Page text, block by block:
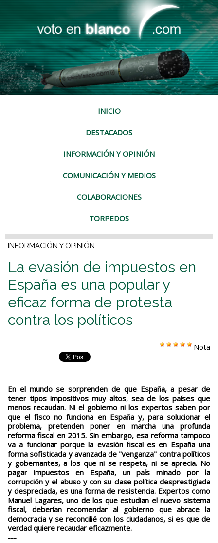
INICIO
DESTACADOS
INFORMACIÓN Y OPINIÓN
COMUNICACIÓN Y MEDIOS
COLABORACIONES
TORPEDOS
INFORMACIÓN Y OPINIÓN
La evasión de impuestos en
España es una popular y
eficaz forma de protesta
contra los políticos
Nota
En el mundo se sorprenden de que España, a pesar de
tener tipos impositivos muy altos, sea de los países que
menos recaudan. Ni el gobierno ni los expertos saben por
que el fisco no funciona en España y, para solucionar el
problema, pretenden poner en marcha una profunda
reforma fiscal en 2015. Sin embargo, esa reforma tampoco
va a funcionar porque la evasión fiscal es en España una
forma sofisticada y avanzada de "venganza" contra políticos
y gobernantes, a los que ni se respeta, ni se aprecia. No
pagar impuestos en España, un país minado por la
corrupción y el abuso y con su clase política desprestigiada
y despreciada, es una forma de resistencia. Expertos como
Manuel Lagares, uno de los que estudian el nuevo sistema
fiscal, deberían recomendar al gobierno que abrace la
democracia y se reconcilié con los ciudadanos, si es que de
verdad quiere recaudar eficazmente.
---